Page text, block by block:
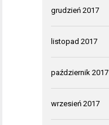
grudzień 2017
listopad 2017
październik 2017
wrzesień 2017